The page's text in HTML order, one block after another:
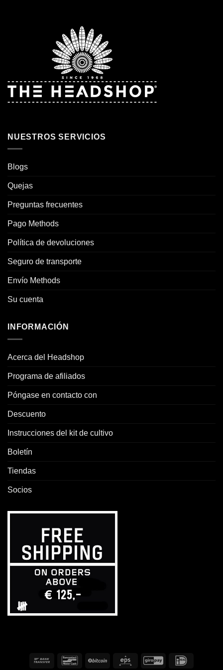
NUESTROS SERVICIOS
Blogs
Quejas
Preguntas frecuentes
Pago Methods
Política de devoluciones
Seguro de transporte
Envío Methods
Su cuenta
INFORMACIÓN
Acerca del Headshop
Programa de afiliados
Póngase en contacto con
Descuento
Instrucciones del kit de cultivo
Boletín
Tiendas
Socios
TransferenciaBancontactBitCoin Eps GiroPay